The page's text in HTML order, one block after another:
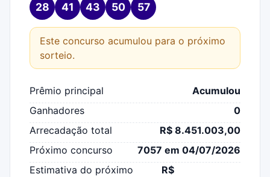
28 41 43 50 57
Este concurso acumulou para o próximo
sorteio.
Prêmio principal
Acumulou
Ganhadores
0
Arrecadação total
R$ 8.451.003,00
Próximo concurso
7057 em 04/07/2026
Estimativa do próximo
R$